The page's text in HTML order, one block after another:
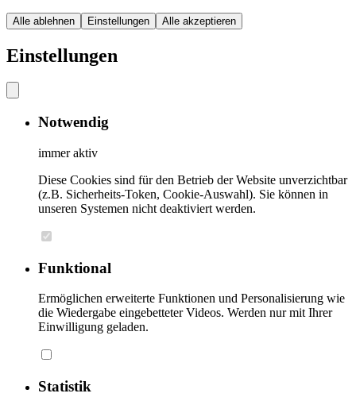
Alle ablehnen Einstellungen Alle akzeptieren
Einstellungen
Notwendig
immer aktiv
Diese Cookies sind für den Betrieb der Website unverzichtbar
(z.B. Sicherheits-Token, Cookie-Auswahl). Sie können in
unseren Systemen nicht deaktiviert werden.
Funktional
Ermöglichen erweiterte Funktionen und Personalisierung wie
die Wiedergabe eingebetteter Videos. Werden nur mit Ihrer
Einwilligung geladen.
Statistik